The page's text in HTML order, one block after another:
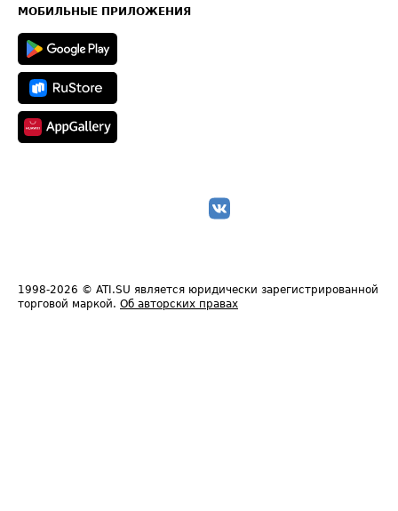
Техническая информация
МОБИЛЬНЫЕ ПРИЛОЖЕНИЯ
1998-2026 © ATI.SU является юридически зарегистрированной
торговой маркой. Об авторских правах